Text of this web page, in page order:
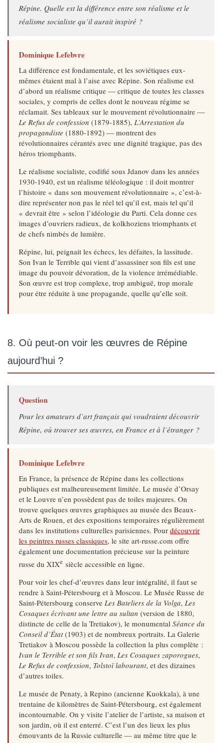
Répine. Quelle est la différence entre son réalisme et le
réalisme socialiste qu’il aurait inspiré ?
Dominique Lefebvre
La différence est fondamentale, et les soviétiques eux-
mêmes étaient mal à l’aise avec Répine. Son réalisme est
d’abord un réalisme critique — critique de toutes les classes
sociales, y compris de celles dont le nouveau régime se
réclamait. Ses tableaux sur le mouvement révolutionnaire —
Le Refus de confession (1879-1885), L’Arrestation du
propagandiste (1880-1892) — montrent des
révolutionnaires cérantés avec une dignité tragique, pas des
héros triomphants.
Le réalisme socialiste, codifié sous Jdanov dans les années
1930-1940, est un réalisme téléologique : il doit montrer
l’histoire « dans son mouvement révolutionnaire », c’est-à-
dire représenter non pas le réel tel qu’il est, mais tel qu’il
« devrait être » selon l’idéologie du Parti. Cela donne ces
images d’ouvriers radieux, de kolkhoziens triomphants et
de chefs nimbés de lumière.
Répine, lui, peignait les échecs, les défaites, la lassitude.
Son Ivan le Terrible qui vient d’assassiner son fils est une
image du pouvoir dévoration, de la violence irrémédiable.
Son œuvre est trop complexe, trop ambiguë, trop morale
pour étre réduite à une propagande, quelle qu’elle soit.
8. Où peut-on voir les œuvres de Répine
aujourd’hui ?
Question
Pour les amateurs d’art français qui voudraient découvrir
Répine, où trouver ses œuvres, en France et à l’étranger ?
Dominique Lefebvre
En France, la présence de Répine dans les collections
publiques est malheureusement limitée. Le musée d’Orsay
et le Louvre n’en possèdent pas de toiles majeures. On
trouve quelques œuvres graphiques au musée des Beaux-
Arts de Rouen, et des expositions temporaires régulièrement
dans les institutions culturelles parisiennes. Pour découvrir
les peintres russes classiques, le site art-russe.com offre
également une documentation précieuse sur la peinture
russe du XIXe siècle accessible en ligne.
Pour voir les chef-d’œuvres dans leur intégralité, il faut se
rendre à Saint-Pétersbourg et à Moscou. Le Musée Russe de
Saint-Pétersbourg conserve Les Bateliers de la Volga, Les
Cosaques écrivant une lettre au sultan (version de 1880,
distincte de celle de la Tretiakov), le monumental Séance du
Conseil d’État(1903) et de nombreux portraits. La Galerie
Tretiakov à Moscou possède la collection la plus complète :
Ivan le Terrible et son fils Ivan, Les Cosaques zaporogues,
Le Refus de confession, Tolstoï labourant, et des dizaines
d’autres toiles.
Le musée de Penaty, à Repino (ancienne Kuokkala), à une
trentaine de kilomètres de Saint-Pétersbourg, est également
incontournable. On y visite l’atelier de l’artiste, sa maison et
son jardin, où il est enterré. C’est l’un des lieux les plus
émouvants de la Russie culturelle — au même titre que le